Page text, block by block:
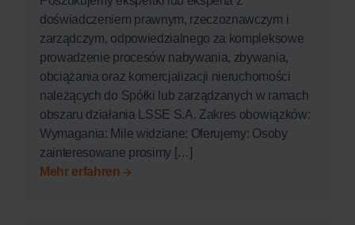
doświadczeniem prawnym, rzeczoznawczym i
zarządczym, odpowiedzialnego za kompleksowe
prowadzenie procesów nabywania, zbywania,
obciążania oraz komercjalizacji nieruchomości
należących do Spółki lub zarządzanych w ramach
obszaru działania LSSE S.A. Zakres obowiązków:
Wymagania: Mile widziane: Oferujemy: Osoby
zainteresowane prosimy […]
Mehr erfahren